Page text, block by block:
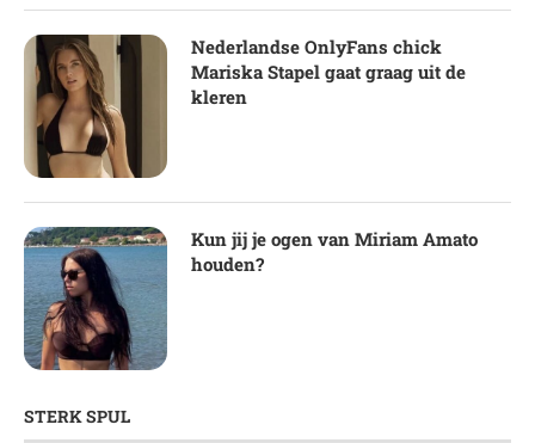
Nederlandse OnlyFans chick
Mariska Stapel gaat graag uit de
kleren
Kun jij je ogen van Miriam Amato
houden?
STERK SPUL